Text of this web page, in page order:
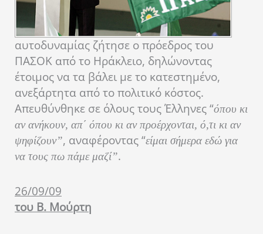
αυτοδυναμίας ζήτησε ο πρόεδρος του
ΠΑΣΟΚ από το Ηράκλειο, δηλώνοντας
έτοιμος να τα βάλει με το κατεστημένο,
ανεξάρτητα από το πολιτικό κόστος.
Απευθύνθηκε σε όλους τους Έλληνες “όπου κι
αν ανήκουν, απ΄ όπου κι αν προέρχονται, ό,τι κι αν
ψηφίζουν”, αναφέροντας “είμαι σήμερα εδώ για
να τους πω πάμε μαζί”.
26/09/09
του Β. Μούρτη